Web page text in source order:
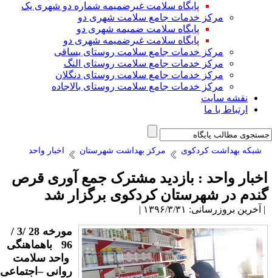
پایگاه سلامت غیرضمیمه شماره دو شهری یک
مرکز خدمات جامع سلامت شهری دو
پایگاه سلامت ضمیمه شهری دو
پایگاه سلامت غیرضمیمه شهری دو
مرکز خدمات جامع سلامت روستای یساقی
مرکز خدمات جامع سلامت روستای النگ
مرکز خدمات جامع سلامت روستای دنگلان
مرکز خدمات جامع سلامت روستای بالاجاده
نقشه سایت
ارتباط با ما
شبکه بهداشت کردکوی مرکز بهداشت شهرستان اخبار واحد
واحد : بازدید مشترک جمع آوری قرص
در شهرستان کردکوی برگزار شد
بروزرسانی: ۱۳۹۶/۳/۳۱ |
مورخه 28 /3 /
96 باهماهنگی
واحد سلامت
روانی –اجتماعی